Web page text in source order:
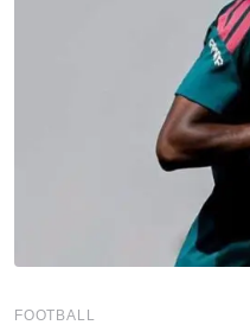
FOOTBALL